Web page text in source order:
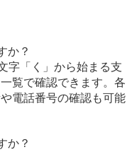
か？
字「く」から始まる支
覧で確認できます。各
電話番号の確認も可能
か？